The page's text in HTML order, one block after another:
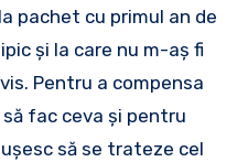
pachet cu primul an de
și la care nu m-aș fi
Pentru a compensa
fac ceva și pentru
să se trateze cel